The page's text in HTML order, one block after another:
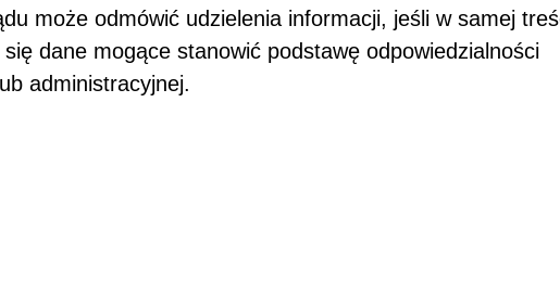
może odmówić udzielenia informacji, jeśli w samej
się dane mogące stanowić podstawę odpowiedzialności
administracyjnej.